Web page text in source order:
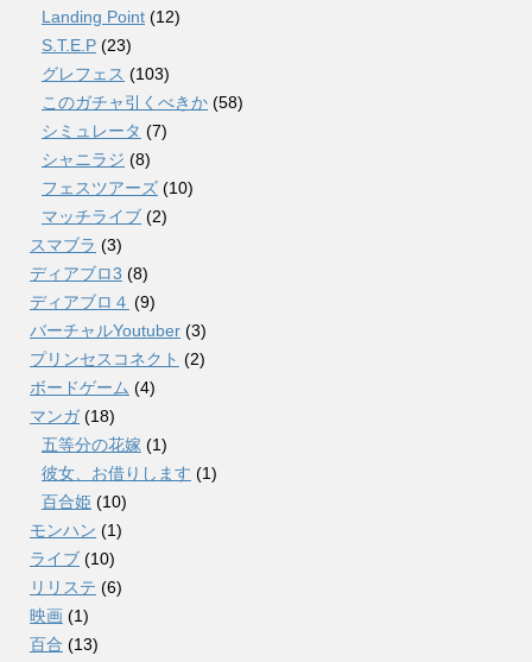
Landing Point (12)
S.T.E.P (23)
グレフェス (103)
このガチャ引くべきか (58)
シミュレータ (7)
シャニラジ (8)
フェスツアーズ (10)
マッチライブ (2)
スマブラ (3)
ディアブロ3 (8)
ディアブロ４ (9)
バーチャルYoutuber (3)
プリンセスコネクト (2)
ボードゲーム (4)
マンガ(18)
五等分の花嫁 (1)
彼女、お借りします (1)
百合姫 (10)
モンハン (1)
ライブ (10)
リリステ (6)
映画 (1)
百合 (13)